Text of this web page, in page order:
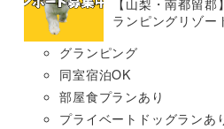
【山梨・南都留
ランピングリゾー
グランピング
同室宿泊OK
部屋食プランあり
プライベートドッグランあ